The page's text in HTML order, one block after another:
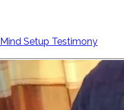
Mind Setup Testimony